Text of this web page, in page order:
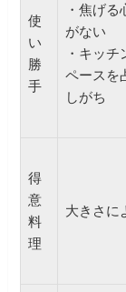
使
い
勝
手
・焦げる
がない
・キッチ
ペースを
しがち
得
意
料
理
大きさに